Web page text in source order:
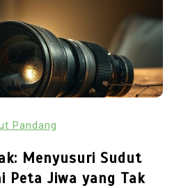
Pandang
Menyusuri Sudut
Peta Jiwa yang Tak